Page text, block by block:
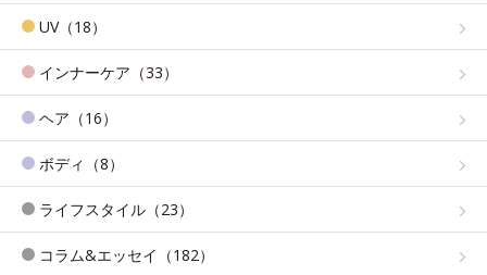
UV（18）
インナーケア（33）
ヘア（16）
ボディ（8）
ライフスタイル（23）
コラム&エッセイ（182）